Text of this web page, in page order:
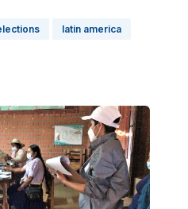
latin america